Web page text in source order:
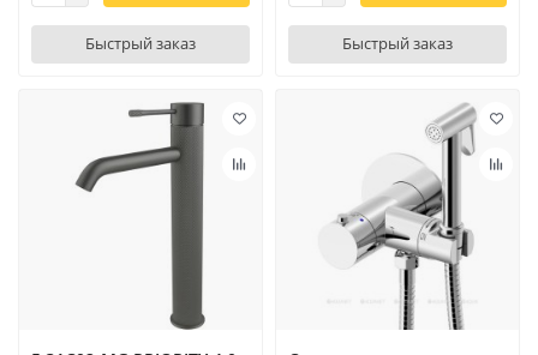
Быстрый заказ Быстрый заказ